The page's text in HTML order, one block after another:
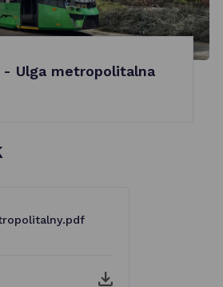
- Ulga metropolitalna